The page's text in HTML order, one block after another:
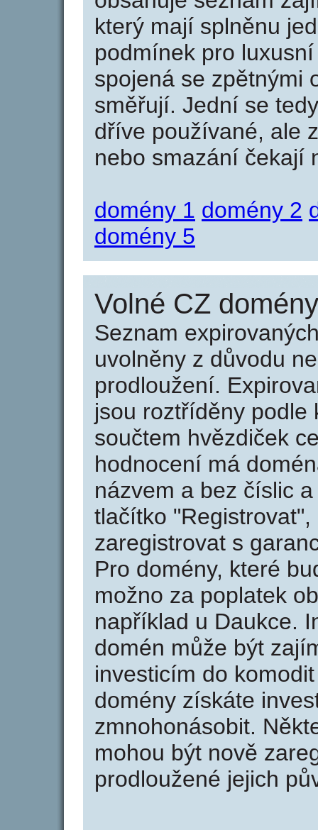
který mají splněnu
podmínek pro
spojená se zpětnými
směřují. Jední se
dříve používané, ale
nebo smazání čekají
domény 1 domény 2
domény 5
Volné CZ
Seznam
uvolněny z důvodu
prodloužení.
jsou roztříděny podle
součtem hvězdiček
hodnocení má
názvem a bez číslic
tlačítko
zaregistrovat s
Pro domény, které
možno za poplatek
například u Daukce.
domén může být
investicím do
domény získáte
zmnohonásobit.
mohou být nově
prodloužené jejich